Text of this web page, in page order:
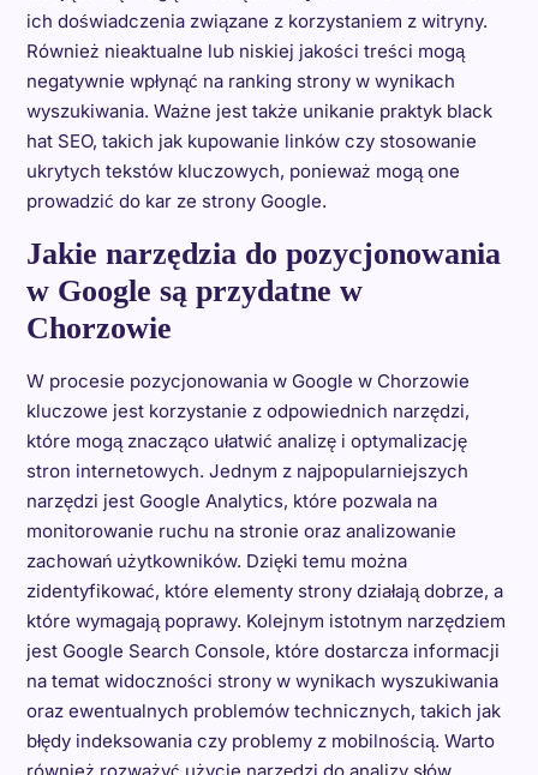
ich doświadczenia związane z korzystaniem z witryny.
Również nieaktualne lub niskiej jakości treści mogą
negatywnie wpłynąć na ranking strony w wynikach
wyszukiwania. Ważne jest także unikanie praktyk black
hat SEO, takich jak kupowanie linków czy stosowanie
ukrytych tekstów kluczowych, ponieważ mogą one
prowadzić do kar ze strony Google.
Jakie narzędzia do pozycjonowania
w Google są przydatne w
Chorzowie
W procesie pozycjonowania w Google w Chorzowie
kluczowe jest korzystanie z odpowiednich narzędzi,
które mogą znacząco ułatwić analizę i optymalizację
stron internetowych. Jednym z najpopularniejszych
narzędzi jest Google Analytics, które pozwala na
monitorowanie ruchu na stronie oraz analizowanie
zachowań użytkowników. Dzięki temu można
zidentyfikować, które elementy strony działają dobrze, a
które wymagają poprawy. Kolejnym istotnym narzędziem
jest Google Search Console, które dostarcza informacji
na temat widoczności strony w wynikach wyszukiwania
oraz ewentualnych problemów technicznych, takich jak
błędy indeksowania czy problemy z mobilnością. Warto